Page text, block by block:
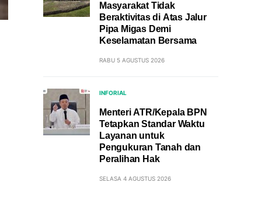
Masyarakat Tidak
Beraktivitas di Atas Jalur
Pipa Migas Demi
Keselamatan Bersama
RABU 5 AGUSTUS 2026
INFORIAL
Menteri ATR/Kepala BPN
Tetapkan Standar Waktu
Layanan untuk
Pengukuran Tanah dan
Peralihan Hak
SELASA 4 AGUSTUS 2026